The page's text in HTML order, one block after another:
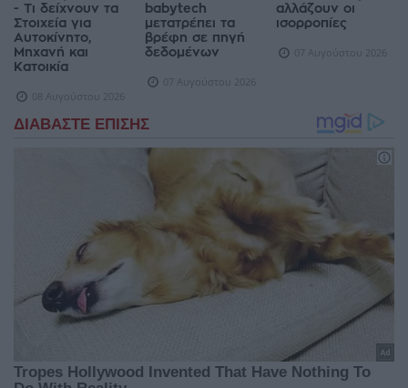
- Τι δείχνουν τα
Στοιχεία για
Αυτοκίνητο,
Μηχανή και
Κατοικία
08 Αυγούστου 2026
babytech
μετατρέπει τα
βρέφη σε πηγή
δεδομένων
07 Αυγούστου 2026
αλλάζουν οι
ισορροπίες
07 Αυγούστου 2026